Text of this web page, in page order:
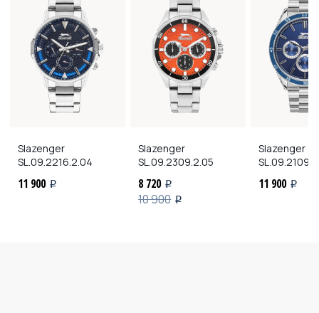
Slazenger
SL.09.2216.2.04
11 900 i
Slazenger
SL.09.2309.2.05
8 720 i
10 900 i
Slazenger
11 900 i